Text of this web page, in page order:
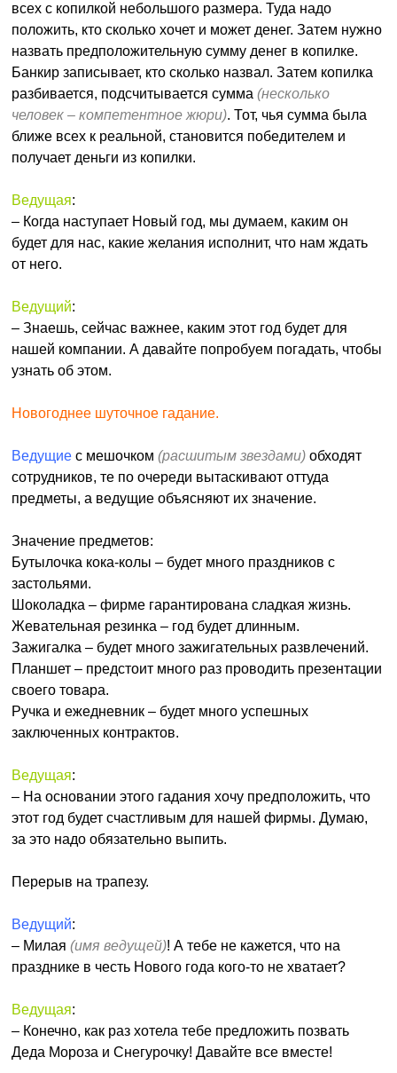
всех с копилкой небольшого размера. Туда надо
положить, кто сколько хочет и может денег. Затем нужно
назвать предположительную сумму денег в копилке.
Банкир записывает, кто сколько назвал. Затем копилка
разбивается, подсчитывается сумма (несколько
человек – компетентное жюри). Тот, чья сумма была
ближе всех к реальной, становится победителем и
получает деньги из копилки.
Ведущая:
– Когда наступает Новый год, мы думаем, каким он
будет для нас, какие желания исполнит, что нам ждать
от него.
Ведущий:
– Знаешь, сейчас важнее, каким этот год будет для
нашей компании. А давайте попробуем погадать, чтобы
узнать об этом.
Новогоднее шуточное гадание.
Ведущие с мешочком(расшитым звездами) обходят
сотрудников, те по очереди вытаскивают оттуда
предметы, а ведущие объясняют их значение.
Значение предметов:
Бутылочка кока-колы – будет много праздников с
застольями.
Шоколадка – фирме гарантирована сладкая жизнь.
Жевательная резинка – год будет длинным.
Зажигалка – будет много зажигательных развлечений.
Планшет – предстоит много раз проводить презентации
своего товара.
Ручка и ежедневник – будет много успешных
заключенных контрактов.
Ведущая:
– На основании этого гадания хочу предположить, что
этот год будет счастливым для нашей фирмы. Думаю,
за это надо обязательно выпить.
Перерыв на трапезу.
Ведущий:
– Милая(имя ведущей)! А тебе не кажется, что на
празднике в честь Нового года кого-то не хватает?
Ведущая:
– Конечно, как раз хотела тебе предложить позвать
Деда Мороза и Снегурочку! Давайте все вместе!